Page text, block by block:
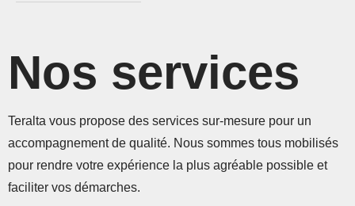
Nos services
Teralta vous propose des services sur-mesure pour un
accompagnement de qualité. Nous sommes tous mobilisés
pour rendre votre expérience la plus agréable possible et
faciliter vos démarches.